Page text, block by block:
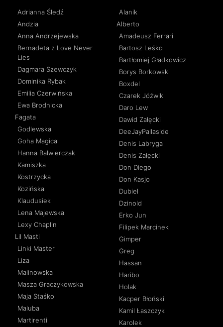
Adrianna Śledź
Andzia
Anna Andrzejewska
Bernadeta z Love Never
Lies
Dagmara Szewczyk
Dominika Rybak
Emilia Czerwińska
Ewa Brodnicka
Fagata
Godlewska
Goha Magical
Hanna Balwierczak
Kamiszka
Kostrzycka
Kozińska
Klaudusiek
Lena Majewska
Lexy Chaplin
Lil Masti
Linki Master
Liza
Malinowska
Masza Graczykowska
Maja Staśko
Maluba
Martirenti
Alanik
Alberto
Amadeusz Ferrari
Bartosz Leśko
Bartłomiej Gładkowicz
Borys Borkowski
Boxdel
Czarek Jóźwik
Daro Lew
Dawid Załęcki
DeeJayPallaside
Denis Labryga
Denis Załęcki
Don Diego
Don Kasjo
Dubiel
Dzinold
Erko Jun
Filipek Marcinek
Gimper
Greg
Hassan
Haribo
Holak
Kacper Błoński
Kamil Łaszczyk
Karolek